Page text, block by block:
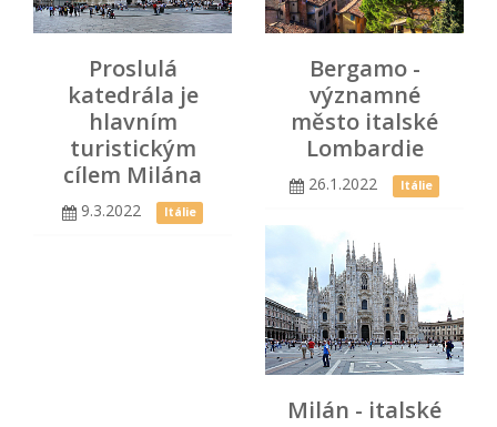
Proslulá
katedrála je
hlavním
turistickým
cílem Milána
9.3.2022 Itálie
Bergamo -
významné
město italské
Lombardie
26.1.2022 Itálie
Milán - italské